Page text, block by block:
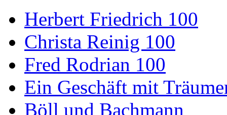
Herbert Friedrich 100
Christa Reinig 100
Fred Rodrian 100
Ein Geschäft mit
Böll und Bachmann